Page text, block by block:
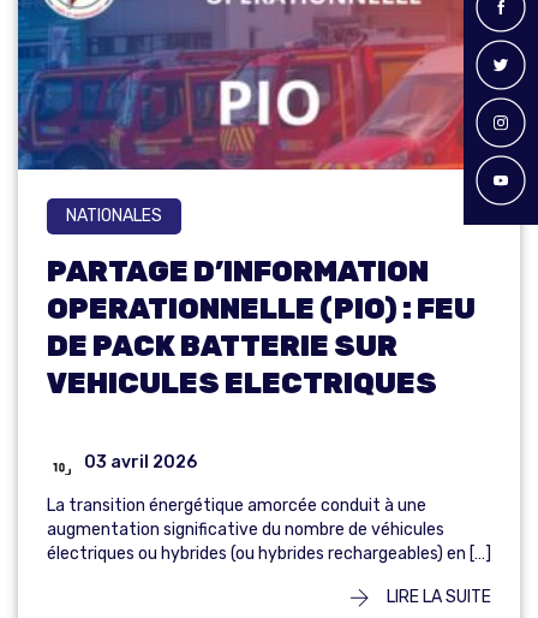
NATIONALES
PARTAGE D’INFORMATION
OPERATIONNELLE (PIO) : FEU
DE PACK BATTERIE SUR
VEHICULES ELECTRIQUES
03 avril 2026
La transition énergétique amorcée conduit à une
augmentation significative du nombre de véhicules
électriques ou hybrides (ou hybrides rechargeables) en […]
LIRE LA SUITE